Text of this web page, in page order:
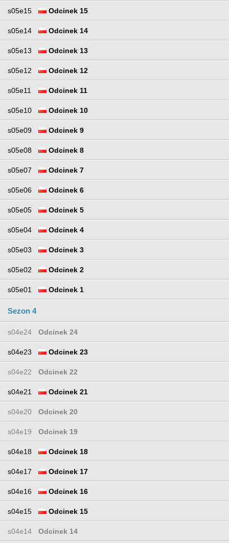
s05e15 Odcinek 15
s05e14 Odcinek 14
s05e13 Odcinek 13
s05e12 Odcinek 12
s05e11 Odcinek 11
s05e10 Odcinek 10
s05e09 Odcinek 9
s05e08 Odcinek 8
s05e07 Odcinek 7
s05e06 Odcinek 6
s05e05 Odcinek 5
s05e04 Odcinek 4
s05e03 Odcinek 3
s05e02 Odcinek 2
s05e01 Odcinek 1
Sezon 4
s04e24 Odcinek 24
s04e23 Odcinek 23
s04e22 Odcinek 22
s04e21 Odcinek 21
s04e20 Odcinek 20
s04e19 Odcinek 19
s04e18 Odcinek 18
s04e17 Odcinek 17
s04e16 Odcinek 16
s04e15 Odcinek 15
s04e14 Odcinek 14